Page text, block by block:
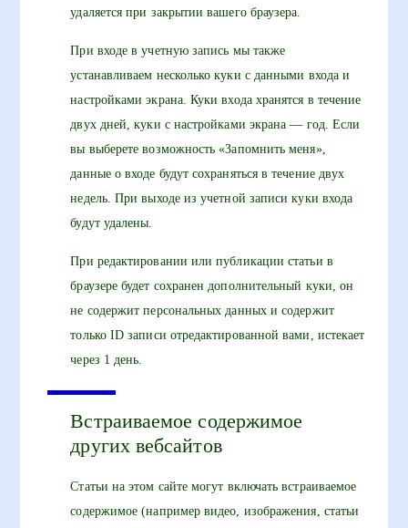
удаляется при закрытии вашего браузера.
При входе в учетную запись мы также
устанавливаем несколько куки с данными входа и
настройками экрана. Куки входа хранятся в течение
двух дней, куки с настройками экрана — год. Если
вы выберете возможность «Запомнить меня»,
данные о входе будут сохраняться в течение двух
недель. При выходе из учетной записи куки входа
будут удалены.
При редактировании или публикации статьи в
браузере будет сохранен дополнительный куки, он
не содержит персональных данных и содержит
только ID записи отредактированной вами, истекает
через 1 день.
Встраиваемое содержимое
других вебсайтов
Статьи на этом сайте могут включать встраиваемое
содержимое (например видео, изображения, статьи